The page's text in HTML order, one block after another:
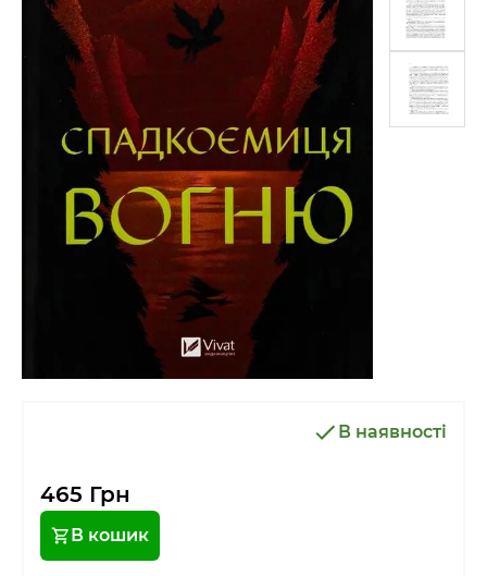
В наявності
465 Грн
В кошик